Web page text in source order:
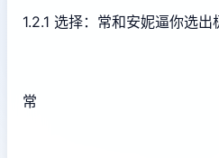
1.2.1 选择：常和安妮逼你选出
常